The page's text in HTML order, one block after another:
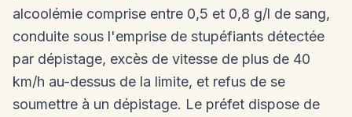
alcoolémie comprise entre 0,5 et 0,8 g/l de sang,
conduite sous l'emprise de stupéfiants détectée
par dépistage, excès de vitesse de plus de 40
km/h au-dessus de la limite, et refus de se
soumettre à un dépistage. Le préfet dispose de